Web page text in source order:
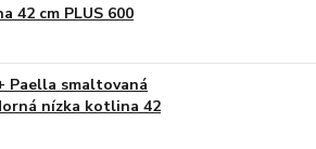
42 cm PLUS 600
Paella smaltovaná
nízka kotlina 42